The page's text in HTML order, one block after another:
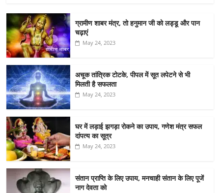
ग्रामीण शाबर मंत्र, तो हनुमान जी को लड्डू और पान
चढ़ाएं
May 24, 2023
अचूक तांत्रिक टोटके, पीपल में सूत लपेटने से भी
मिलती है सफलता
May 24, 2023
घर में लड़ाई झगड़ा रोकने का उपाय, गणेश मंत्र सफल
दांपत्य का सूत्र
May 24, 2023
संतान प्राप्ति के लिए उपाय, मनचाही संतान के लिए पूजें
नाग देवता को